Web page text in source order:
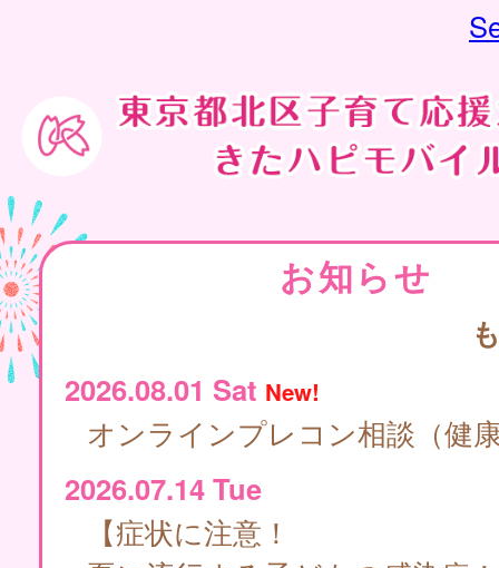
お知らせ
2026.08.01 Sat New!
オンラインプレコン相談（健
2026.07.14 Tue
【症状に注意！